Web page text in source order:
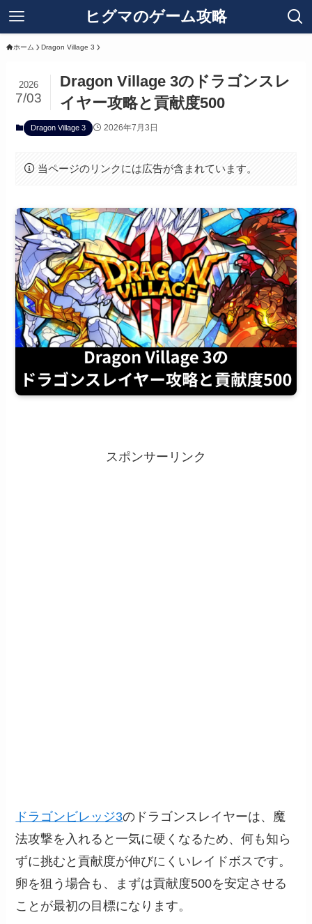
ヒグマのゲーム攻略
ホーム Dragon Village 3
Dragon Village 3のドラゴンスレ
イヤー攻略と貢献度500
2026
7/03
Dragon Village 3 2026年7月3日
当ページのリンクには広告が含まれています。
スポンサーリンク
ドラゴンビレッジ3のドラゴンスレイヤーは、魔
法攻撃を入れると一気に硬くなるため、何も知ら
ずに挑むと貢献度が伸びにくいレイドボスです。
卵を狙う場合も、まずは貢献度500を安定させる
ことが最初の目標になります。